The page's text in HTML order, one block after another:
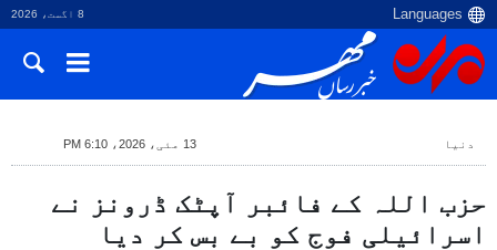
8 اگست، 2026
دنیا 13 مئی، 2026، 6:10 PM
حزب اللہ کے فائبر آپٹک ڈرونز نے
اسرائیلی فوج کو بے بس کر دیا